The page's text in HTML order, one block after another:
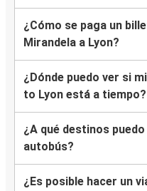
¿Cómo se paga un
Mirandela a Lyon?
¿Dónde puedo ver si
to Lyon está a tiempo?
¿A qué destinos
autobús?
¿Es posible hacer un